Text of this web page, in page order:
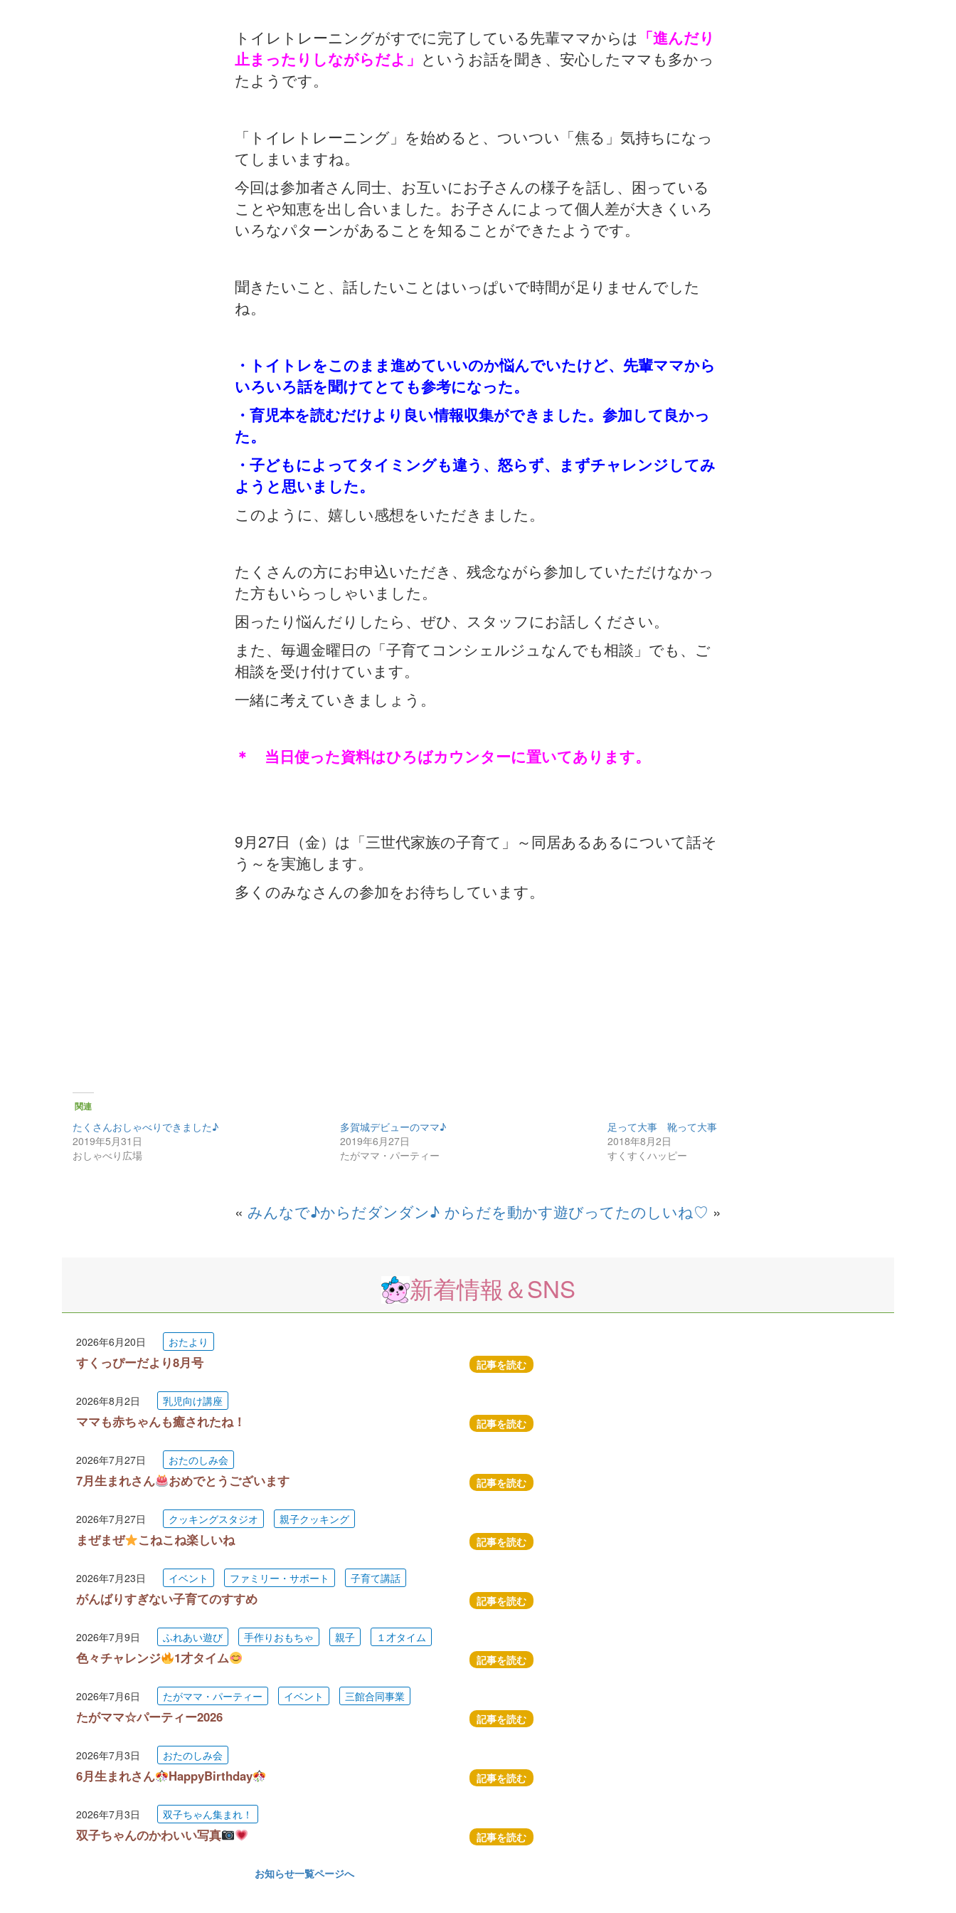
トイレトレーニングがすでに完了している先輩ママからは 「進んだり
止まったりしながらだよ」 というお話を聞き、安心したママも多かっ
たようです。
「トイレトレーニング」を始めると、ついつい「焦る」気持ちになっ
てしまいますね。
今回は参加者さん同士、お互いにお子さんの様子を話し、困っている
ことや知恵を出し合いました。お子さんによって個人差が大きくいろ
いろなパターンがあることを知ることができたようです。
聞きたいこと、話したいことはいっぱいで時間が足りませんでした
ね。
・トイトレをこのまま進めていいのか悩んでいたけど、先輩ママから
いろいろ話を聞けてとても参考になった。
・育児本を読むだけより良い情報収集ができました。参加して良かっ
た。
・子どもによってタイミングも違う、怒らず、まずチャレンジしてみ
ようと思いました。
このように、嬉しい感想をいただきました。
たくさんの方にお申込いただき、残念ながら参加していただけなかっ
た方もいらっしゃいました。
困ったり悩んだりしたら、ぜひ、スタッフにお話しください。
また、毎週金曜日の「子育てコンシェルジュなんでも相談」でも、ご
相談を受け付けています。
一緒に考えていきましょう。
＊ 当日使った資料はひろばカウンターに置いてあります。
9月27日（金）は「三世代家族の子育て」～同居あるあるについて話そ
う～を実施します。
多くのみなさんの参加をお待ちしています。
関連
たくさんおしゃべりできました♪
2019年5月31日
おしゃべり広場
多賀城デビューのママ♪
2019年6月27日
たがママ・パーティー
足って大事 靴って大事
2018年8月2日
すくすくハッピー
« みんなで♪からだダンダン♪ からだを動かす遊びってたのしいね♡ »
新着情報＆SNS
2026年6月20日 おたより
すくっぴーだより8月号 記事を読む
2026年8月2日 乳児向け講座
ママも赤ちゃんも癒されたね！ 記事を読む
2026年7月27日 おたのしみ会
7月生まれさん おめでとうございます 記事を読む
2026年7月27日 クッキングスタジオ 親子クッキング
まぜまぜ こねこね楽しいね 記事を読む
2026年7月23日 イベント ファミリー・サポート 子育て講話
がんばりすぎない子育てのすすめ 記事を読む
2026年7月9日 ふれあい遊び 手作りおもちゃ 親子 １才タイム
色々チャレンジ 1才タイム 記事を読む
2026年7月6日 たがママ・パーティー イベント 三館合同事業
たがママ☆パーティー2026 記事を読む
2026年7月3日 おたのしみ会
6月生まれさん HappyBirthday 記事を読む
2026年7月3日 双子ちゃん集まれ！
双子ちゃんのかわいい写真 記事を読む
お知らせ一覧ページへ